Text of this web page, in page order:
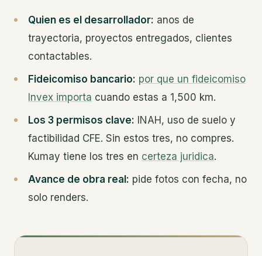
Quien es el desarrollador: anos de
trayectoria, proyectos entregados, clientes
contactables.
Fideicomiso bancario: por que un fideicomiso
Invex importa cuando estas a 1,500 km.
Los 3 permisos clave: INAH, uso de suelo y
factibilidad CFE. Sin estos tres, no compres.
Kumay tiene los tres en certeza juridica.
Avance de obra real: pide fotos con fecha, no
solo renders.